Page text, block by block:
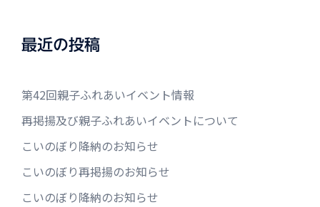
最近の投稿
第42回親子ふれあいイベント情報
再掲揚及び親子ふれあいイベントについて
こいのぼり降納のお知らせ
こいのぼり再掲揚のお知らせ
こいのぼり降納のお知らせ